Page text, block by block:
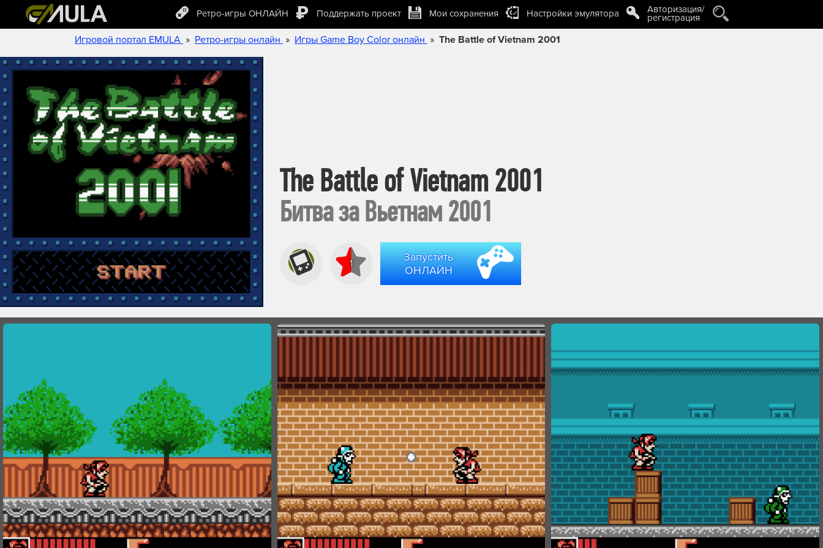
Ретро-игры ОНЛАЙН Поддержать проект Мои сохранения Настройки эмулятора Авторизация/
регистрация
Игровой портал EMULA » Ретро-игры онлайн » Игры Game Boy Color онлайн » The Battle of Vietnam 2001
The Battle of Vietnam 2001
Битва за Вьетнам 2001
1
Запустить
ОНЛАЙН